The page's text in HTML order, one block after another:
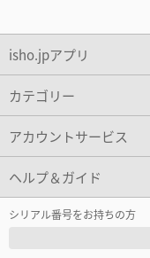
isho.jpアプリ
カテゴリー
アカウントサービス
ヘルプ＆ガイド
シリアル番号をお持ちの方